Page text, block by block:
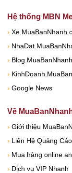
Hệ thống MBN
›
›
›
›
› Google News
Về
› Giới thiệu
› Liên Hệ Quảng Cáo
› Mua hàng online
› Dịch vụ VIP Nhanh